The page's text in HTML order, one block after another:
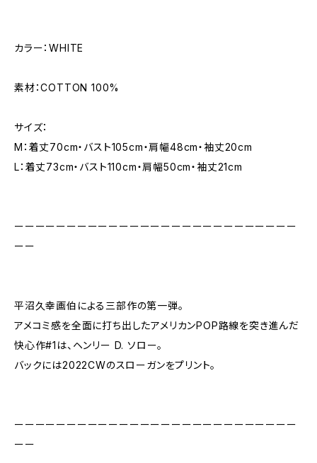
カラー：WHITE
素材：COTTON 100%
サイズ：
M：着丈70cm・バスト105cm・肩幅48cm・袖丈20cm
L：着丈73cm・バスト110cm・肩幅50cm・袖丈21cm
ーーーーーーーーーーーーーーーーーーーーーーーーーーー
ーー
平沼久幸画伯による三部作の第一弾。
アメコミ感を全面に打ち出したアメリカンPOP路線を突き進んだ
快心作#1は、ヘンリー D. ソロー。
バックには2022CWのスローガンをプリント。
ーーーーーーーーーーーーーーーーーーーーーーーーーーー
ーー